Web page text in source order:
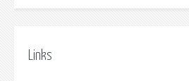
Links